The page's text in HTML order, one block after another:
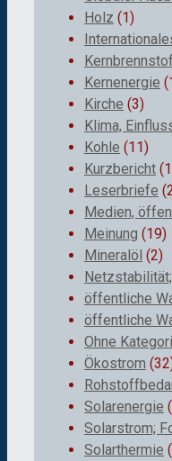
Holz (1)
Kernenergie
Kirche (3)
Klima,
Kohle (11)
Kurzbericht
Leserbriefe
Medien,
Meinung (19)
Mineralöl (2)
öffentliche
öffentliche
Ohne
Ökostrom
Solarenergie
Solarstrom;
Solarthermie